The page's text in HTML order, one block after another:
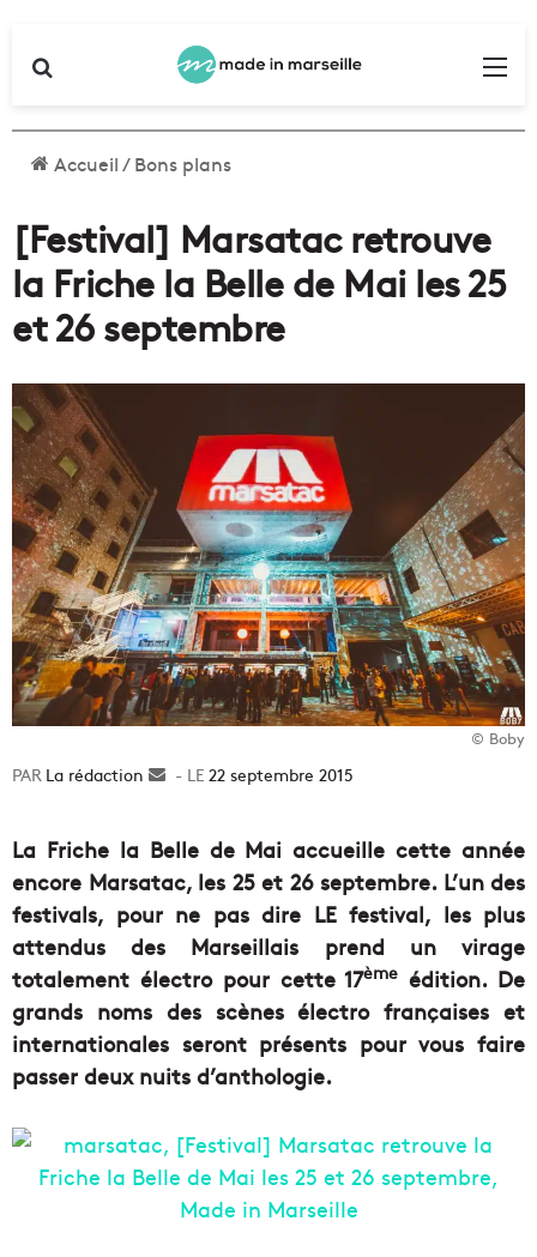
Accueil/Bons plans
[Festival] Marsatac retrouve
la Friche la Belle de Mai les 25
et 26 septembre
© Boby
La rédaction
Envoyer22 septembre 2015
La Friche la Belle de Mai accueille cette année
encore Marsatac, les 25 et 26 septembre. L’un des
festivals, pour ne pas dire LE festival, les plus
attendus des Marseillais prend un virage
totalement électro pour cette 17ème édition. De
grands noms des scènes électro françaises et
internationales seront présents pour vous faire
passer deux nuits d’anthologie.